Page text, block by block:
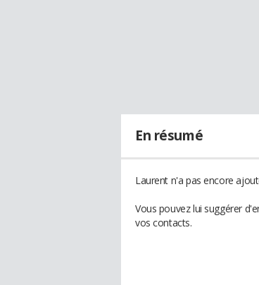
En résumé
Laurent n'a pas encore
Vous pouvez lui suggérer
vos contacts.